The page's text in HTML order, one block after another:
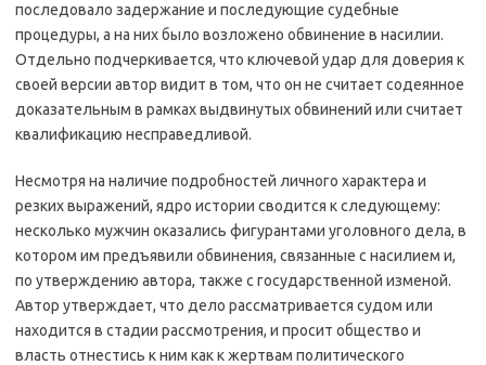
последовало задержание и последующие судебные
процедуры, а на них было возложено обвинение в насилии.
Отдельно подчеркивается, что ключевой удар для доверия к
своей версии автор видит в том, что он не считает содеянное
доказательным в рамках выдвинутых обвинений или считает
квалификацию несправедливой.
Несмотря на наличие подробностей личного характера и
резких выражений, ядро истории сводится к следующему:
несколько мужчин оказались фигурантами уголовного дела, в
котором им предъявили обвинения, связанные с насилием и,
по утверждению автора, также с государственной изменой.
Автор утверждает, что дело рассматривается судом или
находится в стадии рассмотрения, и просит общество и
власть отнестись к ним как к жертвам политического